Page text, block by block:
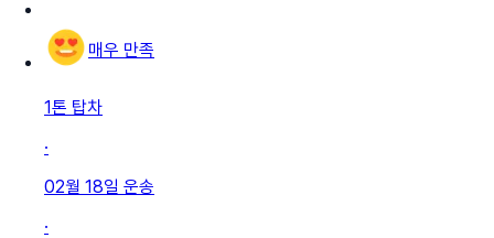
매우 만족
1톤 탑차
·
02월 18일 운송
·